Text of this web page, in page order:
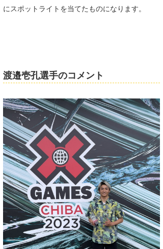
にスポットライトを当てたものになります。
渡邉壱孔選手のコメント